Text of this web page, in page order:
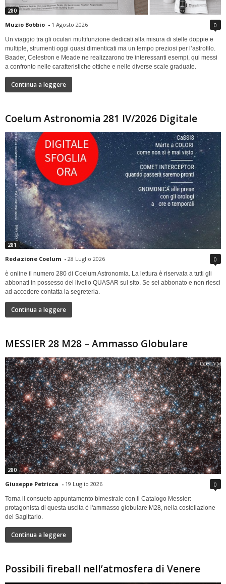
280
Muzio Bobbio - 1 Agosto 2026 0
Un viaggio tra gli oculari multifunzione dedicati alla misura di stelle doppie e
multiple, strumenti oggi quasi dimenticati ma un tempo preziosi per l’astrofilo.
Baader, Celestron e Meade ne realizzarono tre interessanti esempi, qui messi
a confronto nelle caratteristiche ottiche e nelle diverse scale graduate.
Continua a leggere
Coelum Astronomia 281 IV/2026 Digitale
281
Redazione Coelum - 28 Luglio 2026 0
è online il numero 280 di Coelum Astronomia. La lettura è riservata a tutti gli
abbonati in possesso del livello QUASAR sul sito. Se sei abbonato e non riesci
ad accedere contatta la segreteria.
Continua a leggere
MESSIER 28 M28 – Ammasso Globulare
280
Giuseppe Petricca - 19 Luglio 2026 0
Torna il consueto appuntamento bimestrale con il Catalogo Messier:
protagonista di questa uscita è l'ammasso globulare M28, nella costellazione
del Sagittario.
Continua a leggere
Possibili fireball nell’atmosfera di Venere